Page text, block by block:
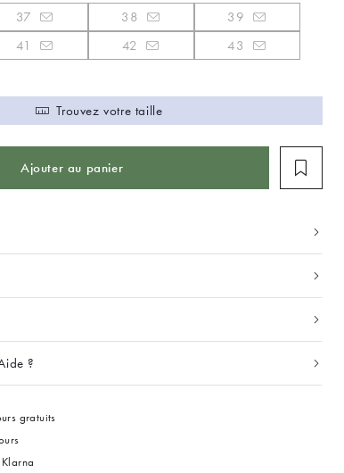
37 38
39
41 42
43
Trouvez votre taille
Ajouter au panier
?
gratuits